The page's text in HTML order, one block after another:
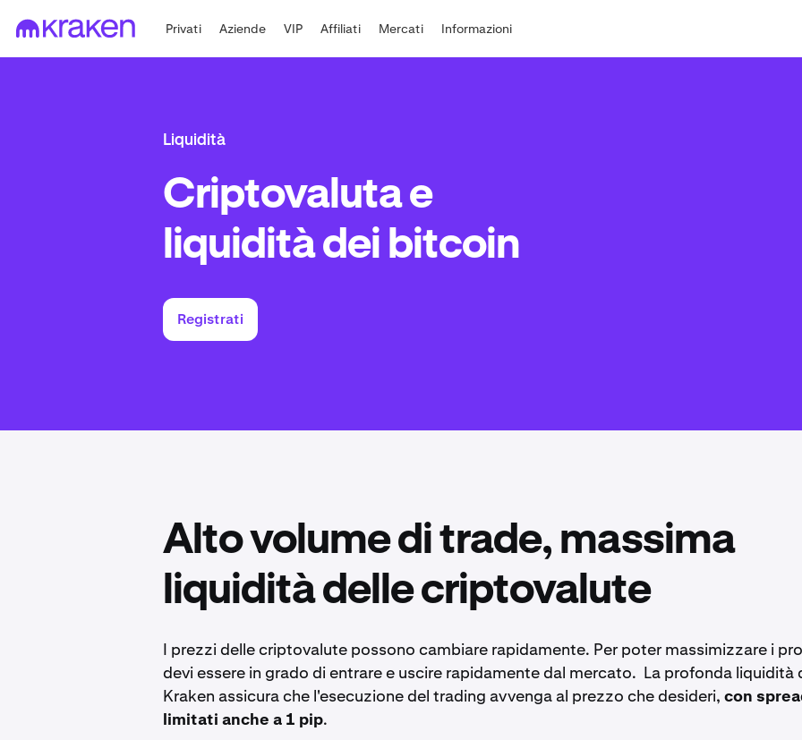
Privati Aziende VIP Affiliati Mercati Informazioni
Liquidità
Criptovaluta e
liquidità dei bitcoin
Registrati
Alto volume di trade, massima
liquidità delle criptovalute
I prezzi delle criptovalute possono cambiare rapidamente. Per poter massimizzare i
devi essere in grado di entrare e uscire rapidamente dal mercato. La profonda liquidità
Kraken assicura che l'esecuzione del trading avvenga al prezzo che desideri, con
limitati anche a 1 pip.